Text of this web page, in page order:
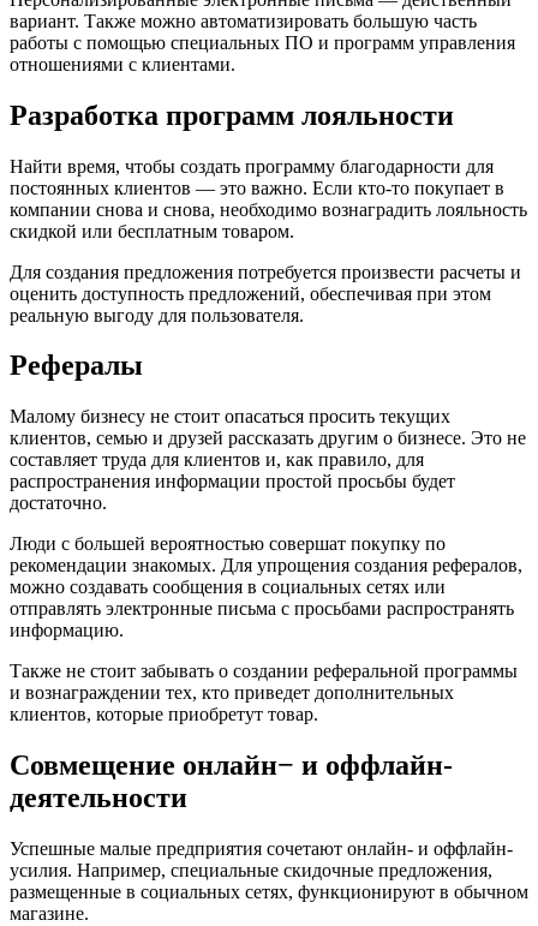
вариант. Также можно автоматизировать большую часть
работы с помощью специальных ПО и программ управления
отношениями с клиентами.
Разработка программ лояльности
Найти время, чтобы создать программу благодарности для
постоянных клиентов — это важно. Если кто-то покупает в
компании снова и снова, необходимо вознаградить лояльность
скидкой или бесплатным товаром.
Для создания предложения потребуется произвести расчеты и
оценить доступность предложений, обеспечивая при этом
реальную выгоду для пользователя.
Рефералы
Малому бизнесу не стоит опасаться просить текущих
клиентов, семью и друзей рассказать другим о бизнесе. Это не
составляет труда для клиентов и, как правило, для
распространения информации простой просьбы будет
достаточно.
Люди с большей вероятностью совершат покупку по
рекомендации знакомых. Для упрощения создания рефералов,
можно создавать сообщения в социальных сетях или
отправлять электронные письма с просьбами распространять
информацию.
Также не стоит забывать о создании реферальной программы
и вознаграждении тех, кто приведет дополнительных
клиентов, которые приобретут товар.
Совмещение онлайн− и оффлайн-
деятельности
Успешные малые предприятия сочетают онлайн- и оффлайн-
усилия. Например, специальные скидочные предложения,
размещенные в социальных сетях, функционируют в обычном
магазине.